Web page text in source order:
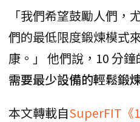
「我們希望鼓勵人們，
們的最低限度鍛煉模式
康。」 他們說，10 分
需要最少設備的輕鬆鍛
本文轉載自SuperFIT《